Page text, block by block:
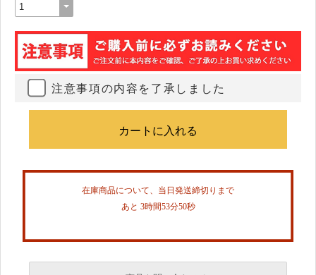
注意事項の内容を了承しました
在庫商品について、当日発送締切りまで
あと 3時間53分50秒